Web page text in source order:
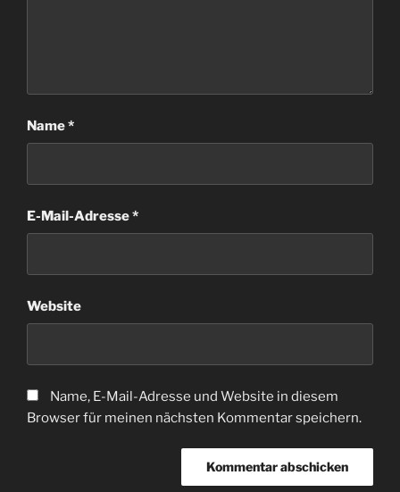
Name*
E-Mail-Adresse*
Website
Name, E-Mail-Adresse und Website in diesem
Browser für meinen nächsten Kommentar speichern.